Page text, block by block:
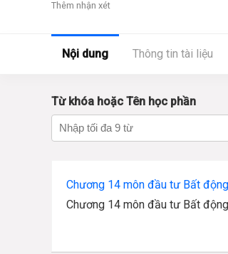
Thêm nhận xét
Nội dung Thông tin tài liệu
Từ khóa hoặc Tên học phần
Chương 14 môn đầu tư Bất
Chương 14 môn đầu tư Bất